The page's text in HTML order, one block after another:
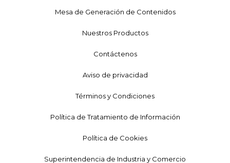
Mesa de Generación de Contenidos
Nuestros Productos
Contáctenos
Aviso de privacidad
Términos y Condiciones
Política de Tratamiento de Información
Política de Cookies
Superintendencia de Industria y Comercio